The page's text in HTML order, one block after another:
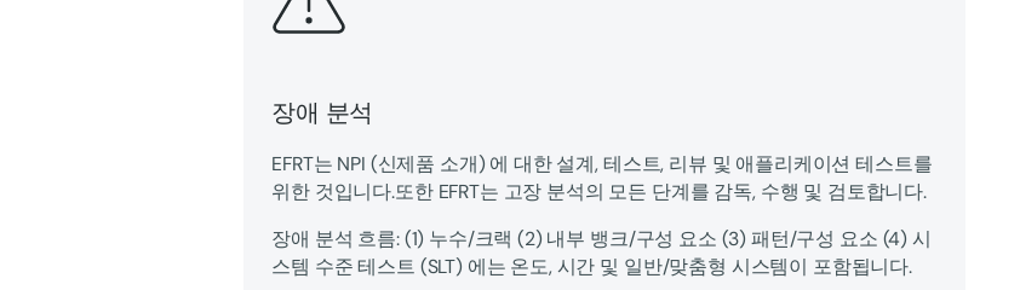
장애 분석
EFRT는 NPI (신제품 소개) 에 대한 설계, 테스트, 리뷰 및 애플리케이션 테스트를
위한 것입니다.또한 EFRT는 고장 분석의 모든 단계를 감독, 수행 및 검토합니다.
장애 분석 흐름: (1) 누수/크랙 (2) 내부 뱅크/구성 요소 (3) 패턴/구성 요소 (4) 시
스템 수준 테스트 (SLT) 에는 온도, 시간 및 일반/맞춤형 시스템이 포함됩니다.